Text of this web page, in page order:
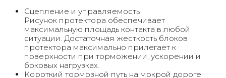
Сцепление и управляемость
Рисунок протектора обеспечивает
максимальную площадь контакта в любой
ситуации. Достаточная жесткость блоков
протектора максимально прилегает к
поверхности при торможении, ускорении и
боковых нагрузках.
Короткий тормозной путь на мокрой дороге